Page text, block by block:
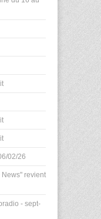
02/26
revient
- sept-